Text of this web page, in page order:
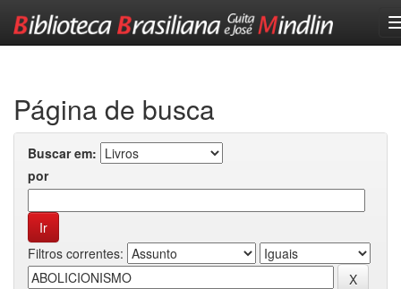
Página de busca
Buscar em:
por
Filtros correntes: